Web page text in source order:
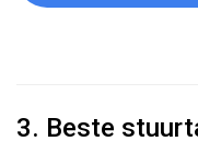
3. Beste